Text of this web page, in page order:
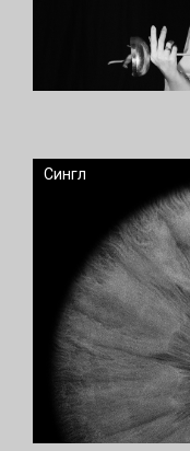
Сингл